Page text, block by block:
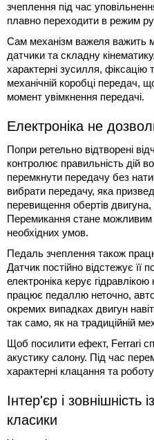
зчеплення під час
плавно переходити в режим
Сам механізм важеля важить
датчики та складну
характерні зусилля, фіксацію
механічній коробці передач,
момент увімкнення передачі.
Електроніка не
Попри ретельно відтворені
контролює правильність дій
перемкнути передачу без
вибрати передачу, яка
перевищення обертів
Перемикання стане можливим
необхідних умов.
Педаль зчеплення також
Датчик постійно відстежує її
електроніка керує
працює педаллю неточно,
окремих випадках двигун
так само, як на традиційній
Щоб посилити ефект, Ferrari
акустику салону. Під час
характерні клацання та
Інтер'єр і зовнішність
класики